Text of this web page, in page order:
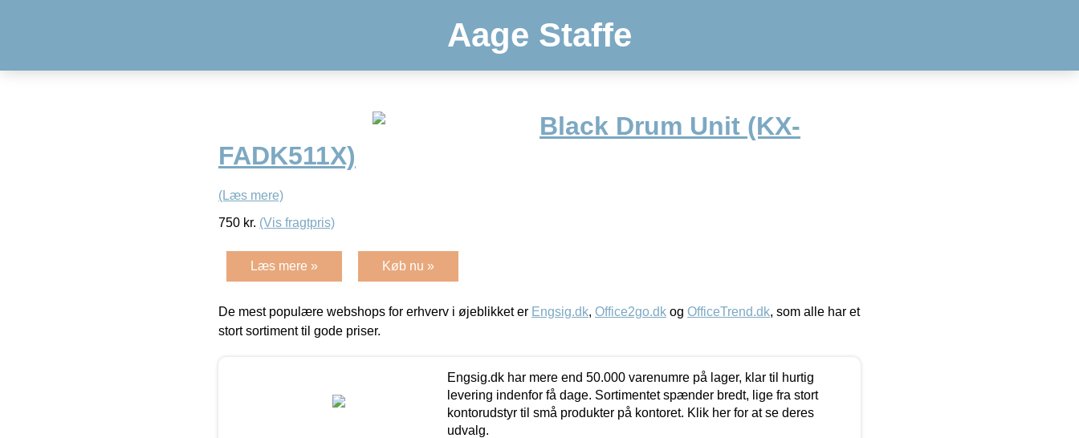
Aage Staffe
Black Drum Unit (KX-
FADK511X)
(Læs mere)
750 kr. (Vis fragtpris)
Læs mere » Køb nu »
De mest populære webshops for erhverv i øjeblikket er Engsig.dk, Office2go.dk og OfficeTrend.dk, som alle har et
stort sortiment til gode priser.
Engsig.dk har mere end 50.000 varenumre på lager, klar til hurtig
levering indenfor få dage. Sortimentet spænder bredt, lige fra stort
kontorudstyr til små produkter på kontoret. Klik her for at se deres
udvalg.